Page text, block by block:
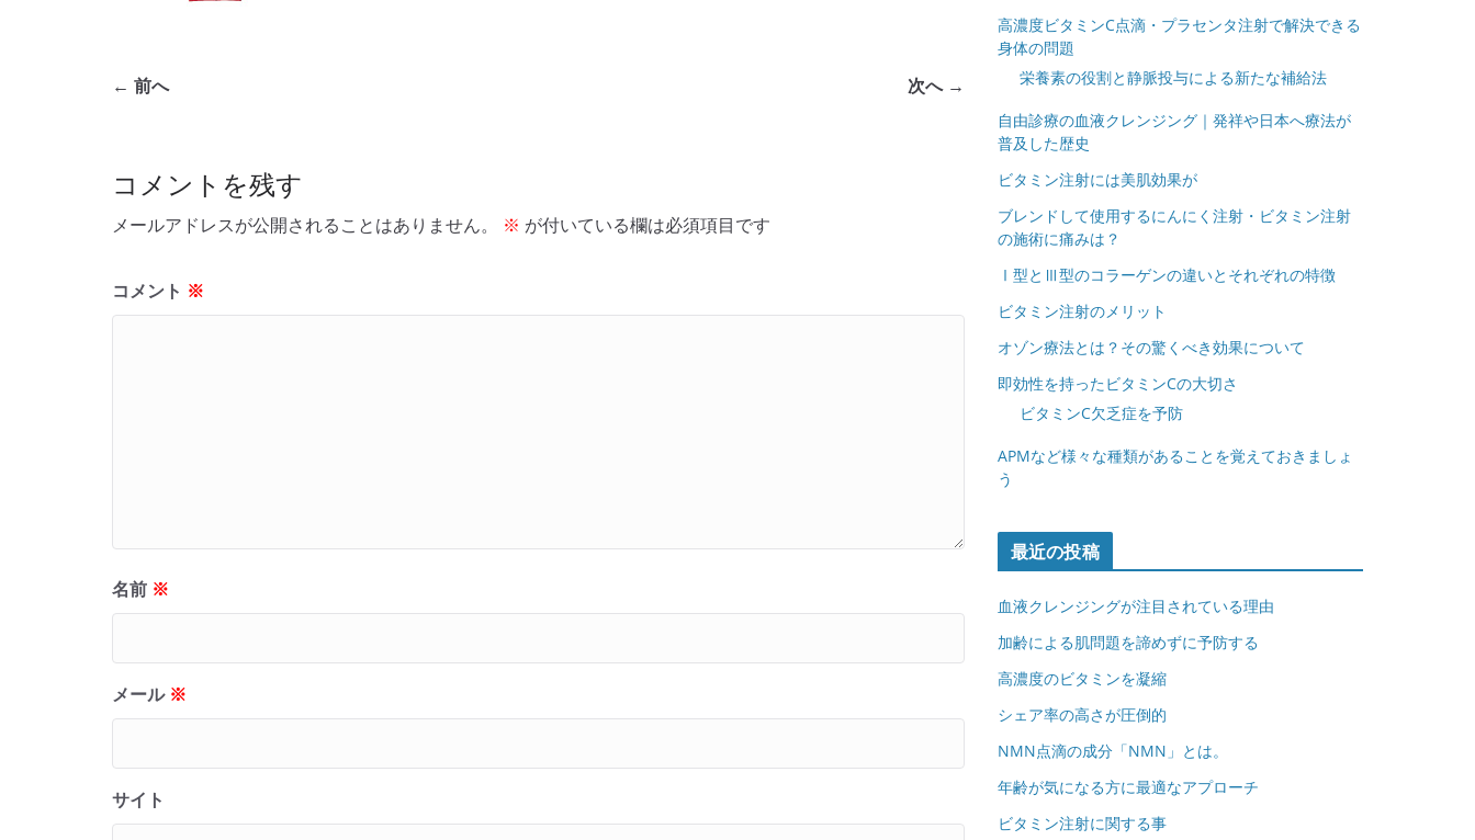
← 前へ 次へ →
コメントを残す
メールアドレスが公開されることはありません。 ※ が付いている欄は必須項目です
コメント ※
名前 ※
メール ※
サイト
高濃度ビタミンC点滴・プラセンタ注射で解決できる
身体の問題
栄養素の役割と静脈投与による新たな補給法
自由診療の血液クレンジング｜発祥や日本へ療法が
普及した歴史
ビタミン注射には美肌効果が
ブレンドして使用するにんにく注射・ビタミン注射
の施術に痛みは？
Ⅰ型とⅢ型のコラーゲンの違いとそれぞれの特徴
ビタミン注射のメリット
オゾン療法とは？その驚くべき効果について
即効性を持ったビタミンCの大切さ
ビタミンC欠乏症を予防
APMなど様々な種類があることを覚えておきましょ
う
最近の投稿
血液クレンジングが注目されている理由
加齢による肌問題を諦めずに予防する
高濃度のビタミンを凝縮
シェア率の高さが圧倒的
NMN点滴の成分「NMN」とは。
年齢が気になる方に最適なアプローチ
ビタミン注射に関する事